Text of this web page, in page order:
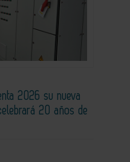
2026 su nueva
20 años de